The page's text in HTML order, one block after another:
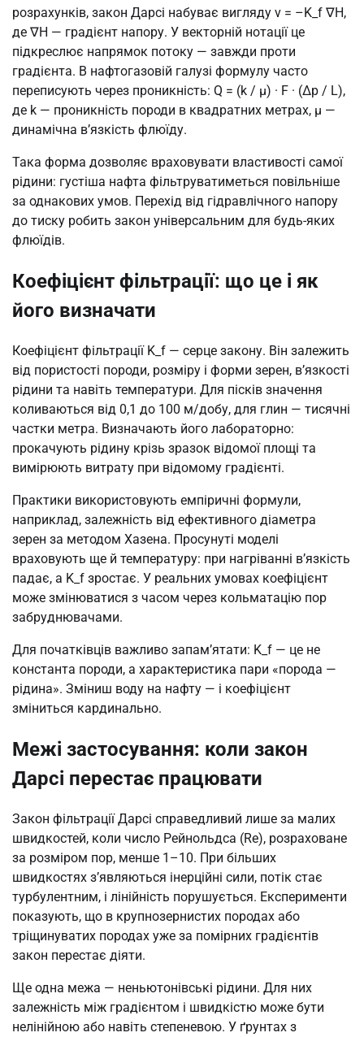
розрахунків, закон Дарсі набуває вигляду v = –K_f ∇H,
де ∇H — градієнт напору. У векторній нотації це
підкреслює напрямок потоку — завжди проти
градієнта. В нафтогазовій галузі формулу часто
переписують через проникність: Q = (k / μ) · F · (Δp / L),
де k — проникність породи в квадратних метрах, μ —
динамічна в’язкість флюїду.
Така форма дозволяє враховувати властивості самої
рідини: густіша нафта фільтруватиметься повільніше
за однакових умов. Перехід від гідравлічного напору
до тиску робить закон універсальним для будь-яких
флюїдів.
Коефіцієнт фільтрації: що це і як
його визначати
Коефіцієнт фільтрації K_f — серце закону. Він залежить
від пористості породи, розміру і форми зерен, в’язкості
рідини та навіть температури. Для пісків значення
коливаються від 0,1 до 100 м/добу, для глин — тисячні
частки метра. Визначають його лабораторно:
прокачують рідину крізь зразок відомої площі та
вимірюють витрату при відомому градієнті.
Практики використовують емпіричні формули,
наприклад, залежність від ефективного діаметра
зерен за методом Хазена. Просунуті моделі
враховують ще й температуру: при нагріванні в’язкість
падає, а K_f зростає. У реальних умовах коефіцієнт
може змінюватися з часом через кольматацію пор
забруднювачами.
Для початківців важливо запам’ятати: K_f — це не
константа породи, а характеристика пари «порода —
рідина». Зміниш воду на нафту — і коефіцієнт
зміниться кардинально.
Межі застосування: коли закон
Дарсі перестає працювати
Закон фільтрації Дарсі справедливий лише за малих
швидкостей, коли число Рейнольдса (Re), розраховане
за розміром пор, менше 1–10. При більших
швидкостях з’являються інерційні сили, потік стає
турбулентним, і лінійність порушується. Експерименти
показують, що в крупнозернистих породах або
тріщинуватих породах уже за помірних градієнтів
закон перестає діяти.
Ще одна межа — неньютонівські рідини. Для них
залежність між градієнтом і швидкістю може бути
нелінійною або навіть степеневою. У ґрунтах з